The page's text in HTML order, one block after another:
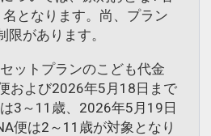
となります。尚、プラン
限があります。
セットプランのこども代金
および2026年5月18日まで
3～11歳、2026年5月19日
便は2～11歳が対象となり